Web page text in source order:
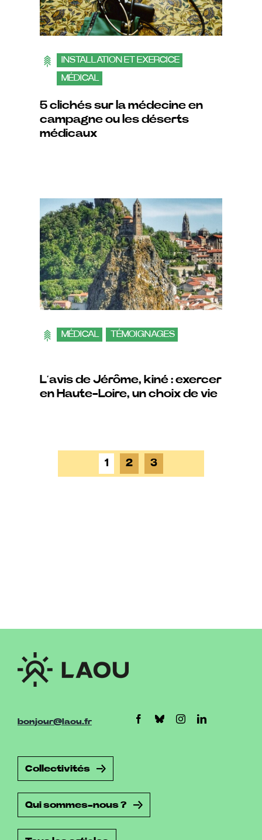
INSTALLATION ET EXERCICE
MÉDICAL
5 clichés sur la médecine en
campagne ou les déserts
médicaux
MÉDICAL TÉMOIGNAGES
L’avis de Jérôme, kiné : exercer
en Haute-Loire, un choix de vie
1 2 3
bonjour@laou.fr
Collectivités
Qui sommes-nous ?